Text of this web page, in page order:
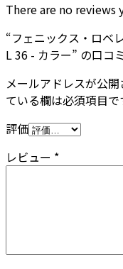
There are no reviews
“フェニックス・ロベ
L 36 - カラー” の口コ
メールアドレスが公開
ている欄は必須項目で
評価
レビュー *